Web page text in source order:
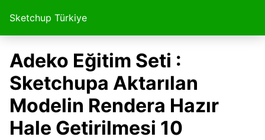
Sketchup Türkiye
Adeko Eğitim Seti :
Sketchupa Aktarılan
Modelin Rendera Hazır
Hale Getirilmesi 10